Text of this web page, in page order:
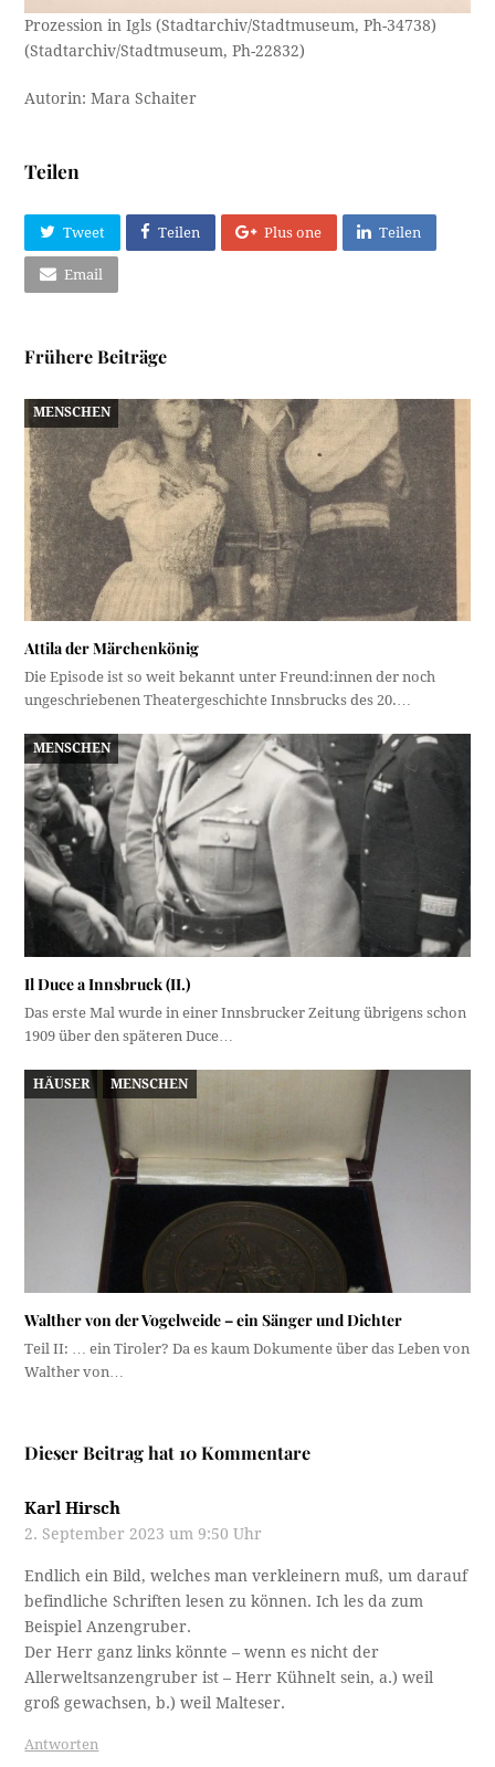
Prozession in Igls (Stadtarchiv/Stadtmuseum, Ph-34738)
(Stadtarchiv/Stadtmuseum, Ph-22832)
Autorin: Mara Schaiter
Teilen
Tweet Teilen Plus one Teilen
Email
Frühere Beiträge
MENSCHEN
Attila der Märchenkönig
Die Episode ist so weit bekannt unter Freund:innen der noch
ungeschriebenen Theatergeschichte Innsbrucks des 20.…
MENSCHEN
Il Duce a Innsbruck (II.)
Das erste Mal wurde in einer Innsbrucker Zeitung übrigens schon
1909 über den späteren Duce…
HÄUSER MENSCHEN
Walther von der Vogelweide – ein Sänger und Dichter
Teil II: … ein Tiroler? Da es kaum Dokumente über das Leben von
Walther von…
Dieser Beitrag hat 10 Kommentare
Karl Hirsch
2. September 2023 um 9:50 Uhr
Endlich ein Bild, welches man verkleinern muß, um darauf
befindliche Schriften lesen zu können. Ich les da zum
Beispiel Anzengruber.
Der Herr ganz links könnte – wenn es nicht der
Allerweltsanzengruber ist – Herr Kühnelt sein, a.) weil
groß gewachsen, b.) weil Malteser.
Antworten